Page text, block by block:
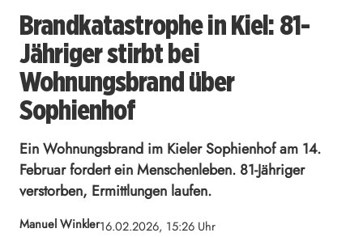
Brandkatastrophe in Kiel: 81-
Jähriger stirbt bei
Wohnungsbrand über
Sophienhof
Ein Wohnungsbrand im Kieler Sophienhof am 14.
Februar fordert ein Menschenleben. 81-Jähriger
verstorben, Ermittlungen laufen.
Manuel Winkler16.02.2026, 15:26 Uhr